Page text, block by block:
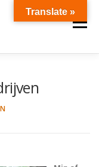
Menu
Translate »